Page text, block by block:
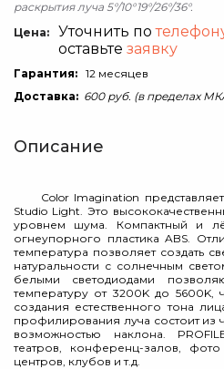
раскрытия луча 5°/10°19°/26°/36°.
Цена:
Уточнить по
оставьте заявку
Гарантия: 12 месяцев
Доставка: 600 руб. (в пределах
Описание
Color Imagination
Studio Light. Это
уровнем шума. Компактный и
огнеупорного пластика ABS.
температура позволяет создать
натуральности с солнечным
белыми светодиодами
температуру от 3200K до 5600K,
создания естественного тона
профилирования луча состоит из
возможностью наклона.
театров, конференц-залов, фото
центров, клубов и т.д.